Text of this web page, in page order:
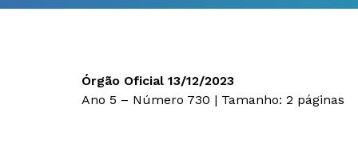
Órgão Oficial 13/12/2023
Ano 5 – Número 730 | Tamanho: 2 páginas